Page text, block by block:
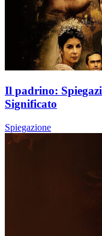
Il padrino:
Significato
Spiegazione